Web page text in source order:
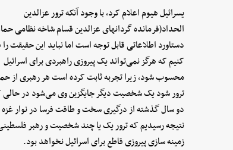
یسرائیل هیوم اعلام کرد، با وجود آنکه ترور عزالدین
الحداد(فرمانده گردانهای عزالدین قسام شاخه نظامی
دستاورد اطلاعاتی قابل توجه است اما نباید این حقیقت
کنیم که هرگز نمی‌تواند یک پیروزی راهبردی برای اسرائیل
محسوب شود، زیرا تجربه ثابت کرده است هر رهبری از
ترور شود یک شخصیت دیگر جایگزین وی می‌شود در
دو سال گذشته از درگیری سخت و طاقت فرسا در نوار غزه
نتیجه رسیدیم که ترور یک یا چند شخصیت و رهبر
زمینه سازی پیروزی قاطع برای اسرائیل نخواهد بود.